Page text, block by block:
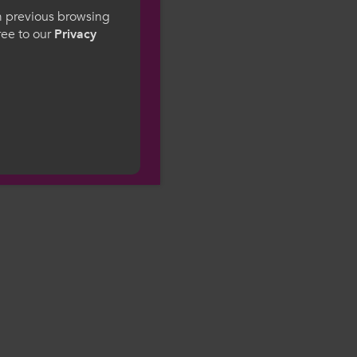
preference. By
previous browsing
to ourPrivacy